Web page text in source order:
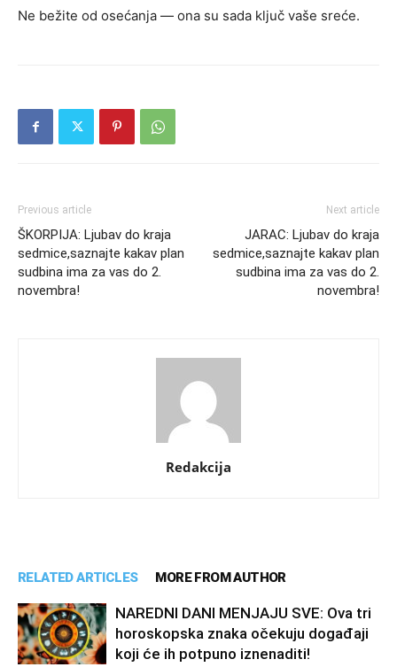
Ne bežite od osećanja — ona su sada ključ vaše sreće.
Previous article
ŠKORPIJA: Ljubav do kraja
sedmice,saznajte kakav plan
sudbina ima za vas do 2.
novembra!
Next article
JARAC: Ljubav do kraja
sedmice,saznajte kakav plan
sudbina ima za vas do 2.
novembra!
Redakcija
RELATED ARTICLES MORE FROM AUTHOR
NAREDNI DANI MENJAJU SVE: Ova tri
horoskopska znaka očekuju događaji
koji će ih potpuno iznenaditi!